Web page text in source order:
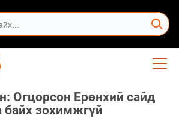
Огцорсон Ерөнхий сайд
байх зохимжгүй